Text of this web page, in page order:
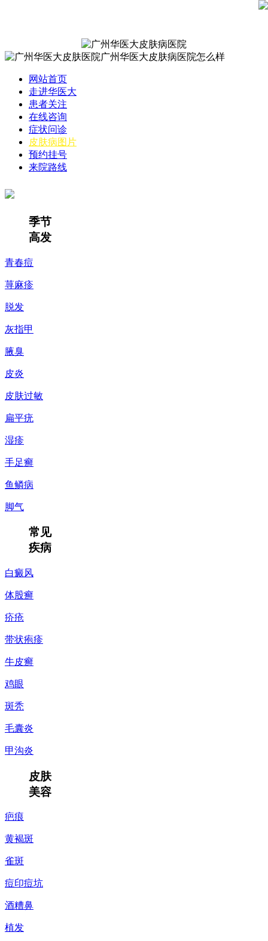
网站首页
走进华医大
患者关注
在线咨询
症状问诊
皮肤病图片
预约挂号
来院路线
季节
高发
青春痘
荨麻疹
脱发
灰指甲
腋臭
皮炎
皮肤过敏
扁平疣
湿疹
手足癣
鱼鳞病
脚气
常见
疾病
白癜风
体股癣
疥疮
带状疱疹
牛皮癣
鸡眼
斑秃
毛囊炎
甲沟炎
皮肤
美容
疤痕
黄褐斑
雀斑
痘印痘坑
酒糟鼻
植发